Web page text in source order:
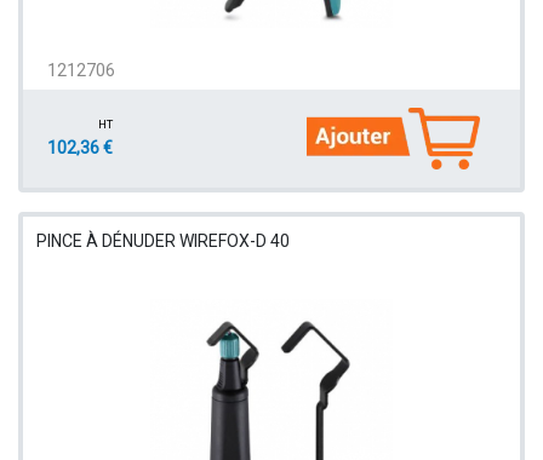
1212706
HT
102,36 €
PINCE À DÉNUDER WIREFOX-D 40